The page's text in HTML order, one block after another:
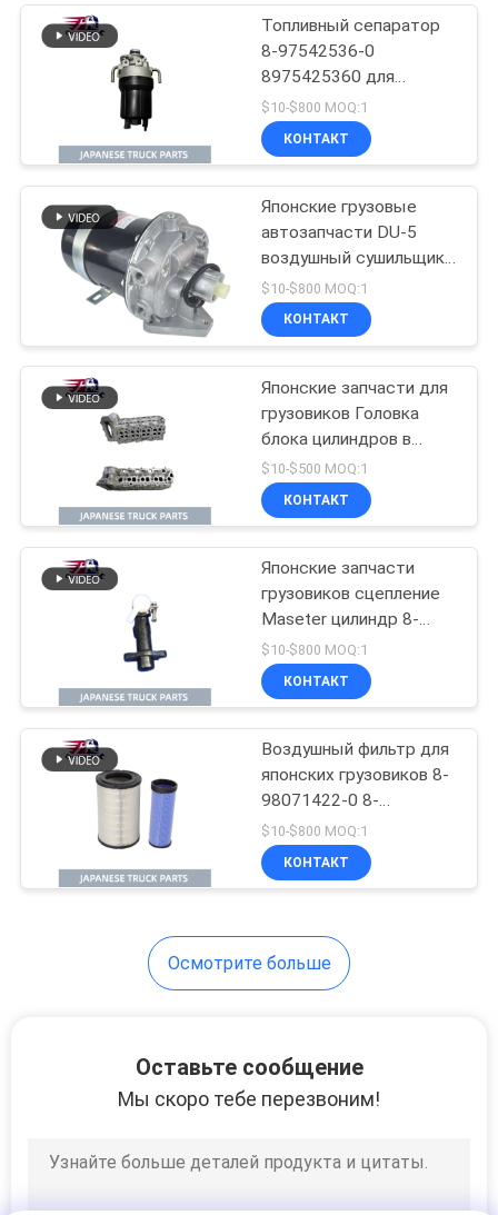
hino 300 частей
76
Машинные части
Hino
Части тормоза
Hino
Части тела Hino
16
ISUZU
Топливный сепаратор
8-97542536-0
8975425360 для
грузовиков ISUZU GIGA
FVZ FSR с двигателем
6HK1
$10-$800 MOQ:1
КОНТАКТ
Японские грузовые
автозапчасти DU-5
воздушный сушильщик
8-98225292-0
8982252920 8-
98253370-0 Для ISUZU
Isuzu двигательные
части
$10-$800 MOQ:1
КОНТАКТ
Японские запчасти для
грузовиков Головка
блока цилиндров в
сборе 8-98223019-2 8-
97355879-0 для
грузовиков ISUZU NPR
$10-$500 MOQ:1
КОНТАКТ
Японские запчасти
грузовиков сцепление
Maseter цилиндр 8-
94447208-0 для ISUZU
NPR NKR грузовик
$10-$800 MOQ:1
КОНТАКТ
Воздушный фильтр для
японских грузовиков 8-
98071422-0 8-
98071421-0 AF25414
FA-5538 для ISUZU
FVR34 FRR90 6HK1
$10-$800 MOQ:1
КОНТАКТ
Осмотрите больше
Оставьте сообщение
Мы скоро тебе перезвоним!